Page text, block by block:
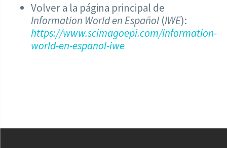
Volver a la página principal de
Information World en Español (IWE):
https://www.scimagoepi.com/information-
world-en-espanol-iwe